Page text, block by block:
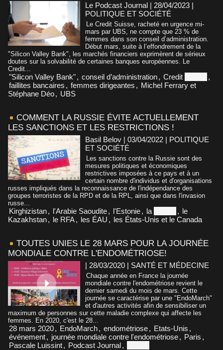
Le Podcast Journal | 28/04/2023 |
POLITIQUE ET SOCIÉTÉ
Le Credit Suisse, racheté en urgence mi-
mars par UBS, ne compte que 23 % de
femmes dans son conseil d’administration.
Début mars, suite à l’effondrement de la
"Silicon Valley Bank", les marchés financiers exprimèrent de sérieux
doutes sur la solvabilité de certaines banques européennes. Le
Credit...
"Silicon Valley Bank", conseil d’administration, Credit
,
faillites bancaires , femmes dirigeantes , Michel Ferrary et
Stéphane Déo, UBS
COMMENT LA RUSSIE ÉVITE ACTUELLEMENT
LES SANCTIONS ET LES RESTRICTIONS !
Basil Belov | 03/04/2022 | POLITIQUE
ET SOCIÉTÉ
Les sanctions contre la Russie sont des
mesures politiques et économiques
restrictives imposées à ce pays et à un
certain nombre d'individus et d'organisations
russes impliqués dans la reconnaissance de l'indépendance des
groupes terroristes de la RPD et de la RPL, ainsi que dans l'invasion
russe...
Kirghizistan, l'Arabie Saoudite, l'Estonie, la , le
Kazakhstan, le RFA, les ÉAU , les États-Unis et le Canada
TOUTES UNIES LE 28 MARS POUR LA JOURNÉE
MONDIALE CONTRE L'ENDOMÉTRIOSE!
| 28/03/2020 | SANTÉ ET MÉDECINE
Chaque année en France la journée
mondiale contre l'endométriose revient le
dernier samedi du mois de mars. Cette
journée se caractérise par une "EndoMarch"
et d'autres activités afin de sensibiliser un
maximum de personnes sur cette maladie complexe qui affecte les
femmes. En 2020, c'est le 28...
28 mars 2020, EndoMarch, endométriose, Etats-Unis ,
événement, journée mondiale contre l'endométriose, Paris ,
Pascale Luissint, Podcast Journal,